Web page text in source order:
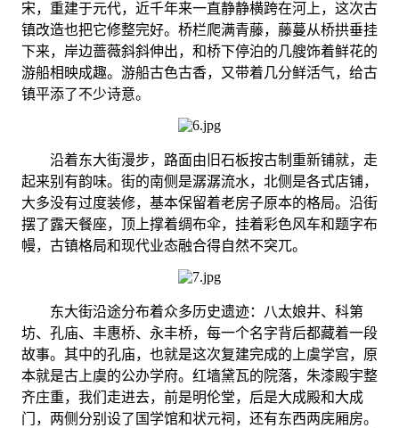
宋，重建于元代，近千年来一直静静横跨在河上，这次古
镇改造也把它修整完好。桥栏爬满青藤，藤蔓从桥拱垂挂
下来，岸边蔷薇斜斜伸出，和桥下停泊的几艘饰着鲜花的
游船相映成趣。游船古色古香，又带着几分鲜活气，给古
镇平添了不少诗意。
沿着东大街漫步，路面由旧石板按古制重新铺就，走
起来别有韵味。街的南侧是潺潺流水，北侧是各式店铺，
大多没有过度装修，基本保留着老房子原本的格局。沿街
摆了露天餐座，顶上撑着绸布伞，挂着彩色风车和题字布
幔，古镇格局和现代业态融合得自然不突兀。
东大街沿途分布着众多历史遗迹：八太娘井、科第
坊、孔庙、丰惠桥、永丰桥，每一个名字背后都藏着一段
故事。其中的孔庙，也就是这次复建完成的上虞学宫，原
本就是古上虞的公办学府。红墙黛瓦的院落，朱漆殿宇整
齐庄重，我们走进去，前是明伦堂，后是大成殿和大成
门，两侧分别设了国学馆和状元祠，还有东西两庑厢房。